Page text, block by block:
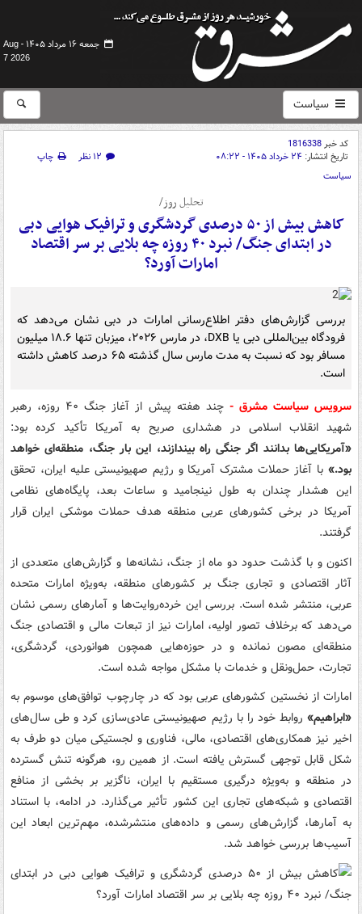
جمعه ۱۶ مرداد ۱۴۰۵ -
Aug
7 2026
سیاست
کد خبر1816338
تاریخ انتشار: ۲۴ خرداد ۱۴۰۵ - ۰۸:۲۲ ۱۲ نظر
چاپ
سیاست
تحلیل روز/
کاهش بیش از ۵۰ درصدی گردشگری و ترافیک هوایی دبی
در ابتدای جنگ/ نبرد ۴۰ روزه چه بلایی بر سر اقتصاد
امارات آورد؟
بررسی گزارش‌های دفتر اطلاع‌رسانی امارات در دبی نشان می‌دهد که
فرودگاه بین‌المللی دبی یا DXB، در مارس ۲۰۲۶، میزبان تنها ۱۸.۶ میلیون
مسافر بود که نسبت به مدت مارس سال گذشته ۶۵ درصد کاهش داشته
است.
سرویس سیاست مشرق -
چند هفته پیش از آغاز جنگ ۴۰ روزه، رهبر
شهید انقلاب اسلامی در هشداری صریح به آمریکا تأکید کرده بود:
«آمریکایی‌ها بدانند اگر جنگی راه بیندازند، این بار جنگ، منطقه‌ای خواهد
بود.» با آغاز حملات مشترک آمریکا و رژیم صهیونیستی علیه ایران، تحقق
این هشدار چندان به طول نینجامید و ساعات بعد، پایگاه‌های نظامی
آمریکا در برخی کشورهای عربی منطقه هدف حملات موشکی ایران قرار
گرفتند.
اکنون و با گذشت حدود دو ماه از جنگ، نشانه‌ها و گزارش‌های متعددی از
آثار اقتصادی و تجاری جنگ بر کشورهای منطقه، به‌ویژه امارات متحده
عربی، منتشر شده است. بررسی این خرده‌روایت‌ها و آمارهای رسمی نشان
می‌دهد که برخلاف تصور اولیه، امارات نیز از تبعات مالی و اقتصادی جنگ
منطقه‌ای مصون نمانده و در حوزه‌هایی همچون هوانوردی، گردشگری،
تجارت، حمل‌ونقل و خدمات با مشکل مواجه شده است.
امارات از نخستین کشورهای عربی بود که در چارچوب توافق‌های موسوم به
«ابراهیم» روابط خود را با رژیم صهیونیستی عادی‌سازی کرد و طی سال‌های
اخیر نیز همکاری‌های اقتصادی، مالی، فناوری و لجستیکی میان دو طرف به
شکل قابل توجهی گسترش یافته است. از همین رو، هرگونه تنش گسترده
در منطقه و به‌ویژه درگیری مستقیم با ایران، ناگزیر بر بخشی از منافع
اقتصادی و شبکه‌های تجاری این کشور تأثیر می‌گذارد. در ادامه، با استناد
به آمارها، گزارش‌های رسمی و داده‌های منتشرشده، مهم‌ترین ابعاد این
آسیب‌ها بررسی خواهد شد.